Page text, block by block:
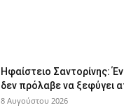
Ηφαίστειο Σαντορίνης:
δεν πρόλαβε να ξεφύγει
8 Αυγούστου 2026